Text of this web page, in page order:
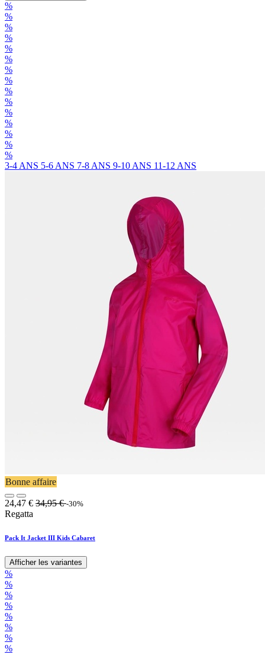
%
%
%
%
%
%
%
%
%
%
%
%
%
%
%
3-4 ANS 5-6 ANS 7-8 ANS 9-10 ANS 11-12 ANS
Bonne affaire
24,47 € 34,95€ -30%
Regatta
Pack It Jacket III Kids Cabaret
Afficher les variantes
%
%
%
%
%
%
%
%